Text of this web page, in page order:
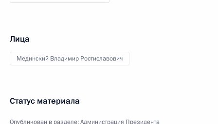
Лица
Мединский Владимир Ростиславович
Статус материала
Опубликован в разделе:Администрация Президента